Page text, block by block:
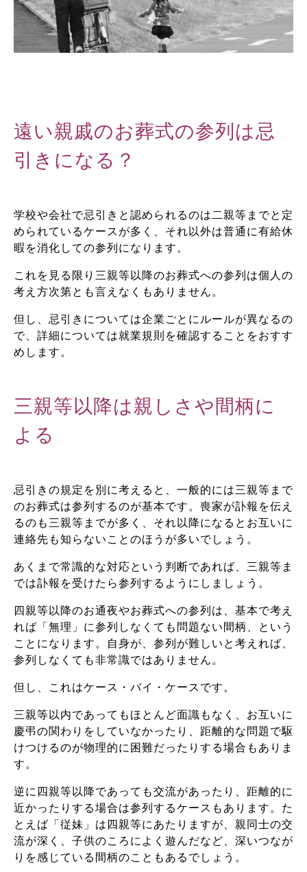
遠い親戚のお葬式の参列は忌
引きになる？
学校や会社で忌引きと認められるのは二親等までと定
められているケースが多く、それ以外は普通に有給休
暇を消化しての参列になります。
これを見る限り三親等以降のお葬式への参列は個人の
考え方次第とも言えなくもありません。
但し、忌引きについては企業ごとにルールが異なるの
で、詳細については就業規則を確認することをおすす
めします。
三親等以降は親しさや間柄に
よる
忌引きの規定を別に考えると、一般的には三親等まで
のお葬式は参列するのが基本です。喪家が訃報を伝え
るのも三親等までが多く、それ以降になるとお互いに
連絡先も知らないことのほうが多いでしょう。
あくまで常識的な対応という判断であれば、三親等ま
では訃報を受けたら参列するようにしましょう。
四親等以降のお通夜やお葬式への参列は、基本で考え
れば「無理」に参列しなくても問題ない間柄、という
ことになります。自身が、参列が難しいと考えれば、
参列しなくても非常識ではありません。
但し、これはケース・バイ・ケースです。
三親等以内であってもほとんど面識もなく、お互いに
慶弔の関わりをしていなかったり、距離的な問題で駆
けつけるのが物理的に困難だったりする場合もありま
す。
逆に四親等以降であっても交流があったり、距離的に
近かったりする場合は参列するケースもあります。た
とえば「従妹」は四親等にあたりますが、親同士の交
流が深く、子供のころによく遊んだなど、深いつなが
りを感じている間柄のこともあるでしょう。